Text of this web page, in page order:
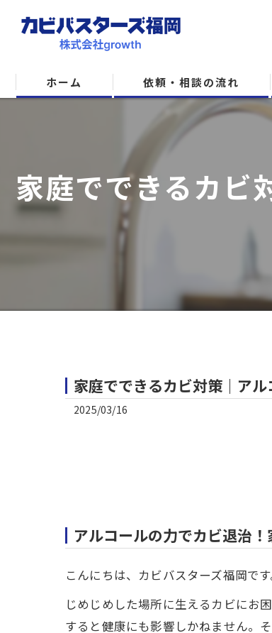
ホーム 依頼・相談の流れ
家庭でできるカビ
家庭でできるカビ対策｜ア
2025/03/16
アルコールの力でカビ退治
こんにちは、カビバスターズ福岡です
じめじめした場所に生えるカビにお
すると健康にも影響しかねません。